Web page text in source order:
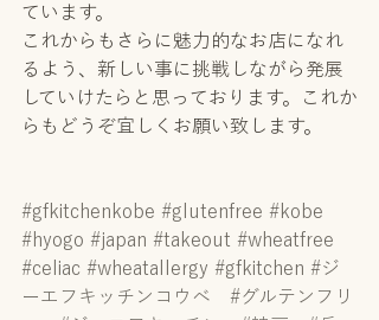
ています。
これからもさらに魅力的なお店になれ
るよう、新しい事に挑戦しながら発展
していけたらと思っております。これか
らもどうぞ宜しくお願い致します。
#gfkitchenkobe #glutenfree #kobe
#hyogo #japan #takeout #wheatfree
#celiac #wheatallergy #gfkitchen #ジ
ーエフキッチンコウベ
#グルテンフリ